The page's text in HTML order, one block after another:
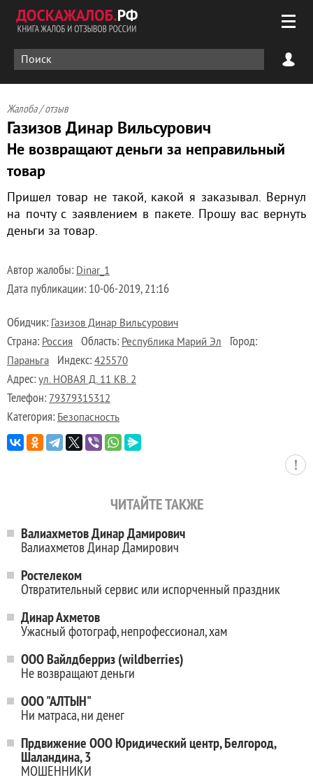
Жалоба / отзыв
Газизов Динар Вильсурович
Не возвращают деньги за неправильный
товар
Пришел товар не такой, какой я заказывал. Вернул
на почту с заявлением в пакете. Прошу вас вернуть
деньги за товар.
Автор жалобы: Dinar_1
Дата публикации: 10-06-2019, 21:16
Обидчик: Газизов Динар Вильсурович
Страна: Россия Область: Республика Марий Эл Город:
Параньга Индекс: 425570
Адрес: ул. НОВАЯ Д. 11 КВ. 2
Телефон: 79379315312
Категория: Безопасность
ЧИТАЙТЕ ТАКЖЕ
Валиахметов Динар Дамирович
Валиахметов Динар Дамирович
Ростелеком
Отвратительный сервис или испорченный праздник
Динар Ахметов
Ужасный фотограф, непрофессионал, хам
ООО Вайлдберриз (wildberries)
Не возвращают деньги
ООО "АЛТЫН"
Ни матраса, ни денег
Прдвижение ООО Юридический центр, Белгород,
Шаландина, 3
МОШЕННИКИ